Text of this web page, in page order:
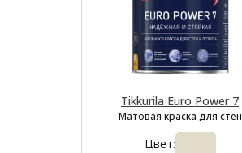
Tikkurila Euro Power 7
Матовая краска для стен
Цвет: